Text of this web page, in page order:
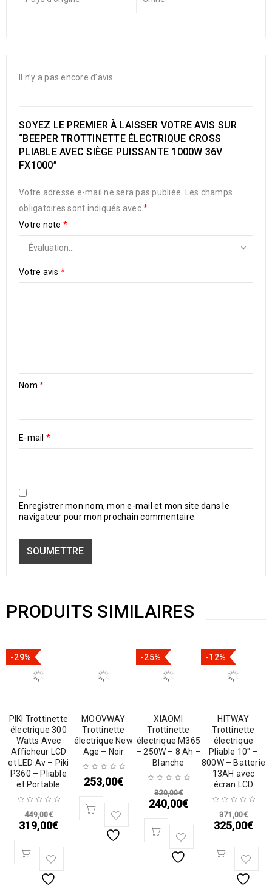
Il n’y a pas encore d’avis.
SOYEZ LE PREMIER À LAISSER VOTRE AVIS SUR
“BEEPER TROTTINETTE ÉLECTRIQUE CROSS
PLIABLE AVEC SIÈGE PUISSANTE 1000W 36V
FX1000”
Votre adresse e-mail ne sera pas publiée.
Les champs
obligatoires sont indiqués avec*
Votre note *
Votre avis *
Nom *
E-mail *
Enregistrer mon nom, mon e-mail et mon site dans le
navigateur pour mon prochain commentaire.
PRODUITS SIMILAIRES
-29%
PIKI Trottinette
électrique 300
Watts Avec
Afficheur LCD
et LED Av – Piki
P360 – Pliable
et Portable
449,00€
319,00€
MOOVWAY
Trottinette
électrique New
Age – Noir
253,00€
-25%
XIAOMI
Trottinette
électrique M365
– 250W – 8 Ah –
Blanche
320,00€
240,00€
-12%
HITWAY
Trottinette
électrique
Pliable 10″ –
800W – Batterie
13AH avec
écran LCD
371,00€
325,00€